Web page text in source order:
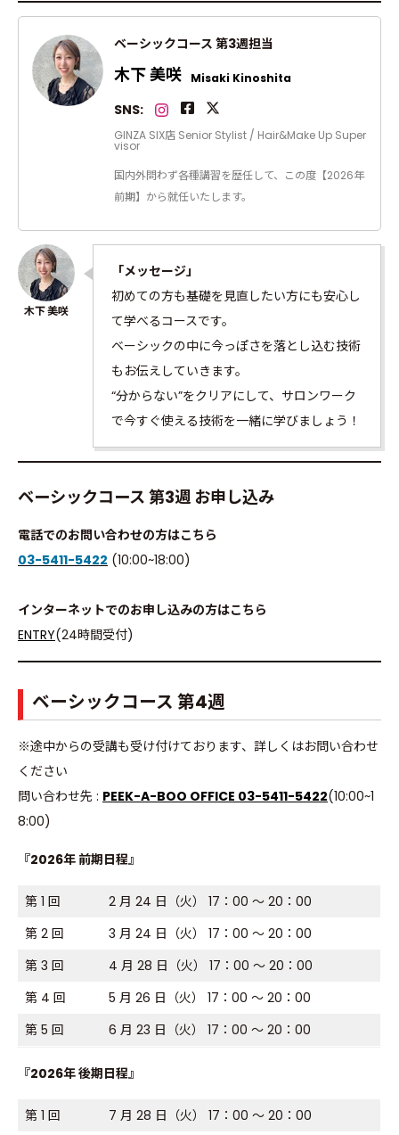
ベーシックコース 第3週担当
木下 美咲 Misaki Kinoshita
SNS:
GINZA SIX店 Senior Stylist / Hair&Make Up Super
visor
国内外問わず各種講習を歴任して、この度【2026年
前期】から就任いたします。
「メッセージ」
初めての方も基礎を見直したい方にも安心し
て学べるコースです。
ベーシックの中に今っぽさを落とし込む技術
もお伝えしていきます。
“分からない”をクリアにして、サロンワーク
で今すぐ使える技術を一緒に学びましょう！
ベーシックコース 第3週 お申し込み
電話でのお問い合わせの方はこちら
03-5411-5422 (10:00~18:00)
インターネットでのお申し込みの方はこちら
ENTRY(24時間受付)
ベーシックコース 第4週
※途中からの受講も受け付けております、詳しくはお問い合わせ
ください
問い合わせ先 : PEEK-A-BOO OFFICE 03-5411-5422(10:00~1
8:00)
『2026年 前期日程』
第 1 回
2 月 24 日（火） 17：00 ～ 20：00
第 2 回
3 月 24 日（火） 17：00 ～ 20：00
第 3 回
4 月 28 日（火） 17：00 ～ 20：00
第 4 回
5 月 26 日（火） 17：00 ～ 20：00
第 5 回
6 月 23 日（火） 17：00 ～ 20：00
『2026年 後期日程』
第 1 回 7 月 28 日（火） 17：00 ～ 20：00